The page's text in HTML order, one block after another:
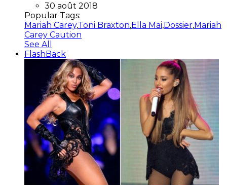
30 août 2018
Popular Tags:
Mariah Carey,Toni Braxton,Ella Mai,Dossier,Mariah
Carey Caution
See All
FlashBack